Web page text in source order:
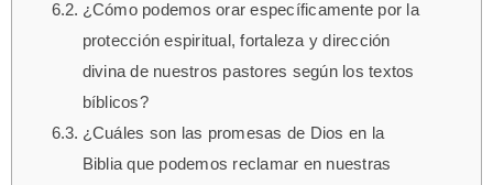
¿Cómo podemos orar específicamente por la
protección espiritual, fortaleza y dirección
divina de nuestros pastores según los textos
bíblicos?
¿Cuáles son las promesas de Dios en la
Biblia que podemos reclamar en nuestras